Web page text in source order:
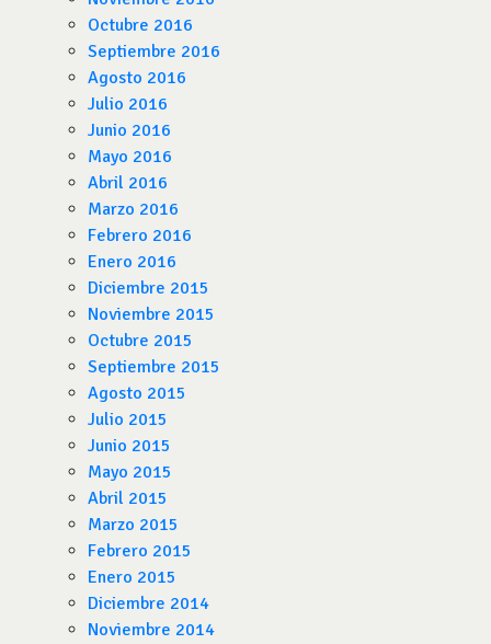
Octubre 2016
Septiembre 2016
Agosto 2016
Julio 2016
Junio 2016
Mayo 2016
Abril 2016
Marzo 2016
Febrero 2016
Enero 2016
Diciembre 2015
Noviembre 2015
Octubre 2015
Septiembre 2015
Agosto 2015
Julio 2015
Junio 2015
Mayo 2015
Abril 2015
Marzo 2015
Febrero 2015
Enero 2015
Diciembre 2014
Noviembre 2014